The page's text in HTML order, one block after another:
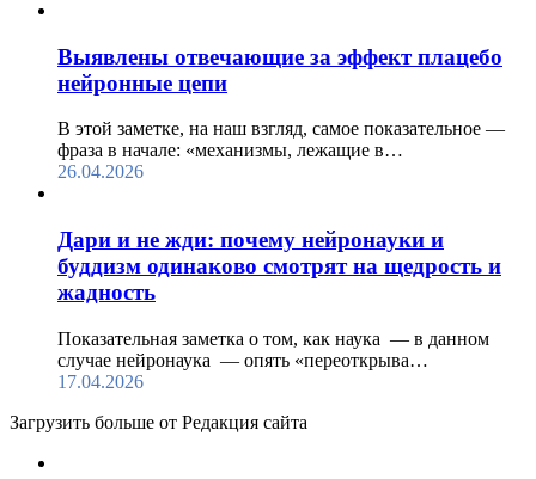
Выявлены отвечающие за эффект плацебо
нейронные цепи
В этой заметке, на наш взгляд, самое показательное —
фраза в начале: «механизмы, лежащие в…
26.04.2026
Дари и не жди: почему нейронауки и
буддизм одинаково смотрят на щедрость и
жадность
Показательная заметка о том, как наука — в данном
случае нейронаука — опять «переоткрыва…
17.04.2026
Загрузить больше от Редакция cайта